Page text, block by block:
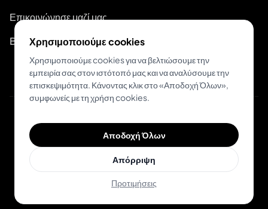
Επικοινώνησε μαζί μας
Branding Kit
© 2026 Inkjin
Πολιτική ΑπορρήτουΌροι Χρήσης
Χρησιμοποιούμε cookies
Χρησιμοποιούμε cookies για να βελτιώσουμε την
εμπειρία σας στον ιστότοπό μας και να αναλύσουμε την
επισκεψιμότητα. Κάνοντας κλικ στο «Αποδοχή Όλων»,
συμφωνείς με τη χρήση cookies.
Αποδοχή Όλων
Απόρριψη
Προτιμήσεις